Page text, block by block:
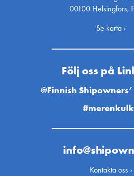
00100 Helsingfors,
Se karta ›
Följ oss på
@Finnish
Kontakta oss ›